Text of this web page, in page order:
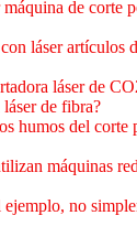
de corte
láser artículos
láser de
de fibra?
humos del corte
máquinas
no